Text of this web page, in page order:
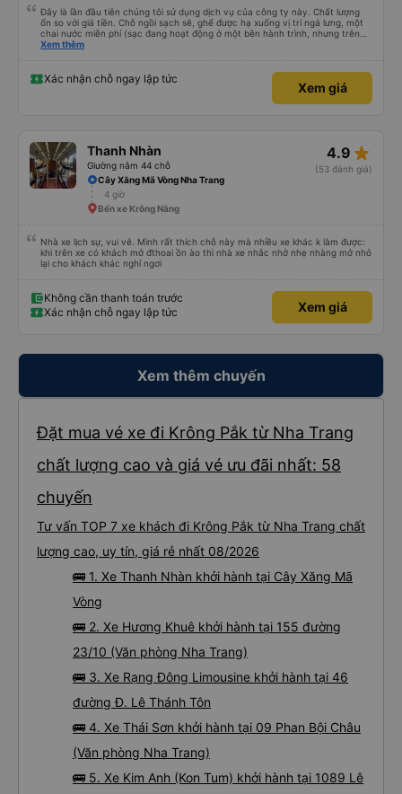
Đây là lần đầu tiên chúng tôi sử dụng dịch vụ của công ty này. Chất lượng
ổn so với giá tiền. Chỗ ngồi sạch sẽ, ghế được hạ xuống vị trí ngả lưng, một
chai nước miễn phí (sạc đang hoạt động ở một bên hành trình, nhưng trên
cùng xe đi chiều ngược lại có thể đã bị tắt.). Ở một hướng, xe buýt bị trễ một
mua vé trước qua Vexere và thanh toán tại Winmart. Rất thoải mái. (Chúng
tôi chạy xe dọc tuyến Nha Trang - Ngọc Hồi rồi về cùng ngày)
Xem thêm
Xác nhận chỗ ngay lập tức
Xem giá
Thanh Nhàn
Giường nằm 44 chỗ
4.9 star_rate
(53 đánh giá)
Cây Xăng Mã Vòng Nha Trang
4 giờ
Bến xe Krông Năng
Nhà xe lịch sự, vui vẻ. Mình rất thích chỗ này mà nhiều xe khác k làm được:
khi trên xe có khách mở đthoai ồn ào thì nhà xe nhắc nhở nhẹ nhàng mở nhỏ
lại cho khách khác nghỉ ngơi
Không cần thanh toán trước
Xác nhận chỗ ngay lập tức
Xem giá
Xem thêm chuyến
Đặt mua vé xe đi Krông Pắk từ Nha Trang
chất lượng cao và giá vé ưu đãi nhất: 58
chuyến
Tư vấn TOP 7 xe khách đi Krông Pắk từ Nha Trang chất
lượng cao, uy tín, giá rẻ nhất 08/2026
🚌 1. Xe Thanh Nhàn khởi hành tại Cây Xăng Mã
Vòng
🚌 2. Xe Hương Khuê khởi hành tại 155 đường
23/10 (Văn phòng Nha Trang)
🚌 3. Xe Rạng Đông Limousine khởi hành tại 46
đường Đ. Lê Thánh Tôn
🚌 4. Xe Thái Sơn khởi hành tại 09 Phan Bội Châu
(Văn phòng Nha Trang)
🚌 5. Xe Kim Anh (Kon Tum) khởi hành tại 1089 Lê